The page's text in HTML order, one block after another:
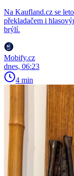
Na Kaufland.cz se
překladačem i
brýlí.
Mobify.cz
dnes, 06:23
4 min